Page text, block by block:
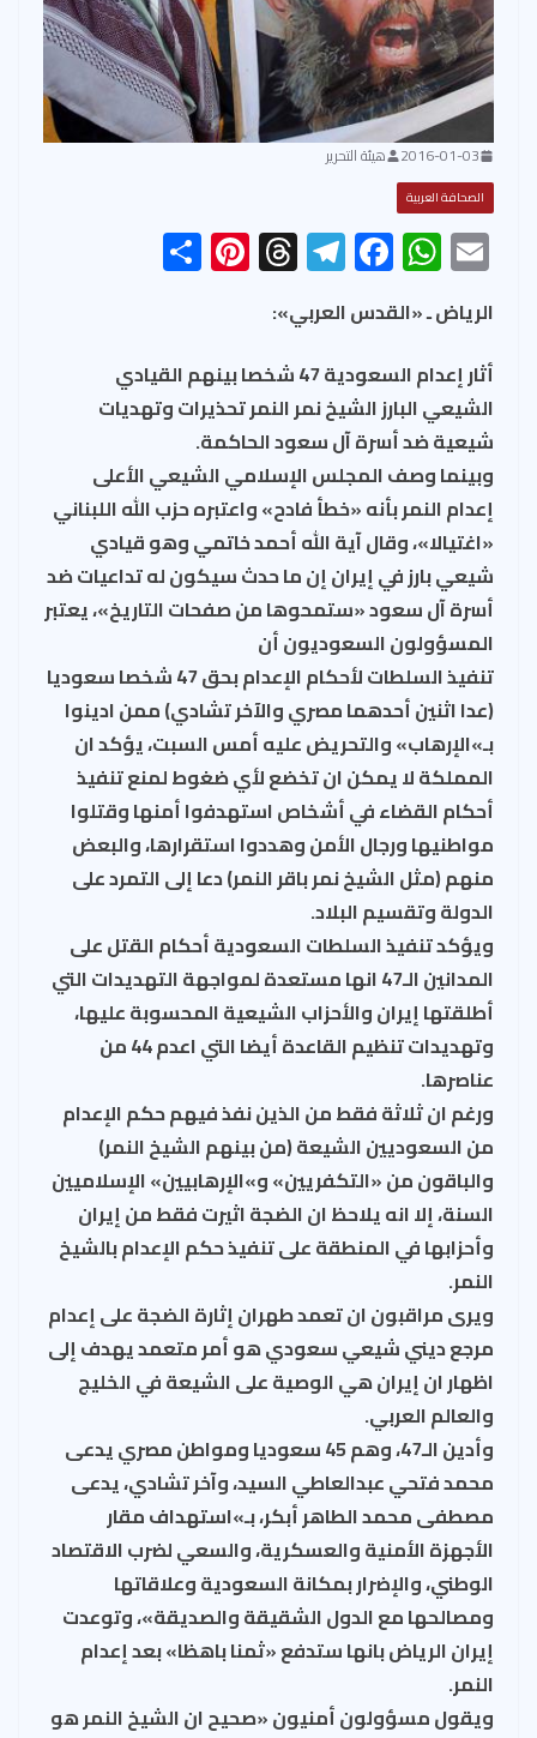
2016-01-03 هيئة التحرير
الصحافة العربية
E
m
ail
W
h
at
s
A
p
p
F
ac
e
b
o
ok
Te
le
gr
a
m
T
hr
ds
Pi
nt
es
t
e
الرياض ـ «القدس العربي»:
أثار إعدام السعودية 47 شخصا بينهم القيادي
الشيعي البارز الشيخ نمر النمر تحذيرات وتهديات
شيعية ضد أسرة آل سعود الحاكمة.
وبينما وصف المجلس الإسلامي الشيعي الأعلى
إعدام النمر بأنه «خطأ فادح» واعتبره حزب الله اللبناني
«اغتيالا»، وقال آية الله أحمد خاتمي وهو قيادي
شيعي بارز في إيران إن ما حدث سيكون له تداعيات ضد
أسرة آل سعود «ستمحوها من صفحات التاريخ»، يعتبر
المسؤولون السعوديون أن
تنفيذ السلطات لأحكام الإعدام بحق 47 شخصا سعوديا
(عدا اثنين أحدهما مصري والآخر تشادي) ممن ادينوا
بـ»الإرهاب» والتحريض عليه أمس السبت، يؤكد ان
المملكة لا يمكن ان تخضع لأي ضغوط لمنع تنفيذ
أحكام القضاء في أشخاص استهدفوا أمنها وقتلوا
مواطنيها ورجال الأمن وهددوا استقرارها، والبعض
منهم (مثل الشيخ نمر باقر النمر) دعا إلى التمرد على
الدولة وتقسيم البلاد.
ويؤكد تنفيذ السلطات السعودية أحكام القتل على
المدانين الـ47 انها مستعدة لمواجهة التهديدات التي
أطلقتها إيران والأحزاب الشيعية المحسوبة عليها،
وتهديدات تنظيم القاعدة أيضا التي اعدم 44 من
عناصرها.
ورغم ان ثلاثة فقط من الذين نفذ فيهم حكم الإعدام
من السعوديين الشيعة (من بينهم الشيخ النمر)
والباقون من «التكفريين» و»الإرهابيين» الإسلاميين
السنة، إلا انه يلاحظ ان الضجة اثيرت فقط من إيران
وأحزابها في المنطقة على تنفيذ حكم الإعدام بالشيخ
النمر.
ويرى مراقبون ان تعمد طهران إثارة الضجة على إعدام
مرجع ديني شيعي سعودي هو أمر متعمد يهدف إلى
اظهار ان إيران هي الوصية على الشيعة في الخليج
والعالم العربي.
وأدين الـ47، وهم 45 سعوديا ومواطن مصري يدعى
محمد فتحي عبدالعاطي السيد، وآخر تشادي، يدعى
مصطفى محمد الطاهر أبكر، بـ»استهداف مقار
الأجهزة الأمنية والعسكرية، والسعي لضرب الاقتصاد
الوطني، والإضرار بمكانة السعودية وعلاقاتها
ومصالحها مع الدول الشقيقة والصديقة»، وتوعدت
إيران الرياض بانها ستدفع «ثمنا باهظا» بعد إعدام
النمر.
ويقول مسؤولون أمنيون «صحيح ان الشيخ النمر هو